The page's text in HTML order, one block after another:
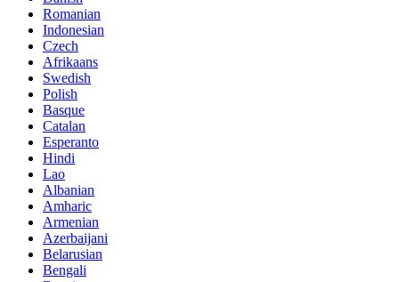
Romanian
Indonesian
Czech
Afrikaans
Swedish
Polish
Basque
Catalan
Esperanto
Hindi
Lao
Albanian
Amharic
Armenian
Azerbaijani
Belarusian
Bengali